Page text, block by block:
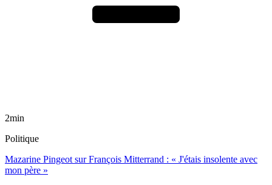
2min
Politique
Mazarine Pingeot sur François Mitterrand : « J'étais insolente avec
mon père »